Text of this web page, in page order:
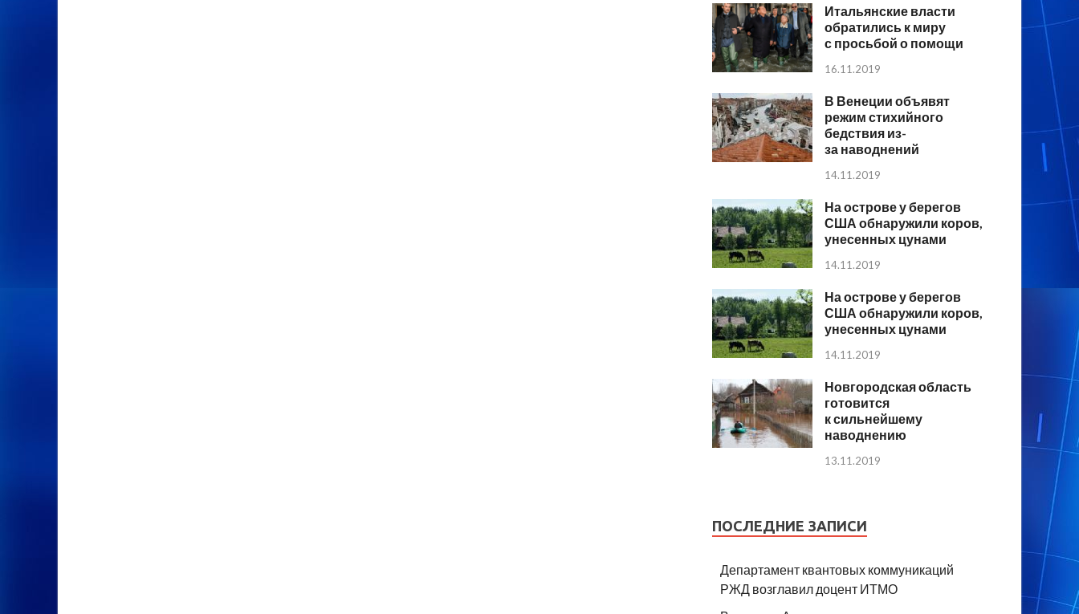
Итальянские власти
обратились к миру
с просьбой о помощи
16.11.2019
В Венеции объявят
режим стихийного
бедствия из-
за наводнений
14.11.2019
На острове у берегов
США обнаружили коров,
унесенных цунами
14.11.2019
На острове у берегов
США обнаружили коров,
унесенных цунами
14.11.2019
Новгородская область
готовится
к сильнейшему
наводнению
13.11.2019
ПОСЛЕДНИЕ ЗАПИСИ
Департамент квантовых коммуникаций
РЖД возглавил доцент ИТМО